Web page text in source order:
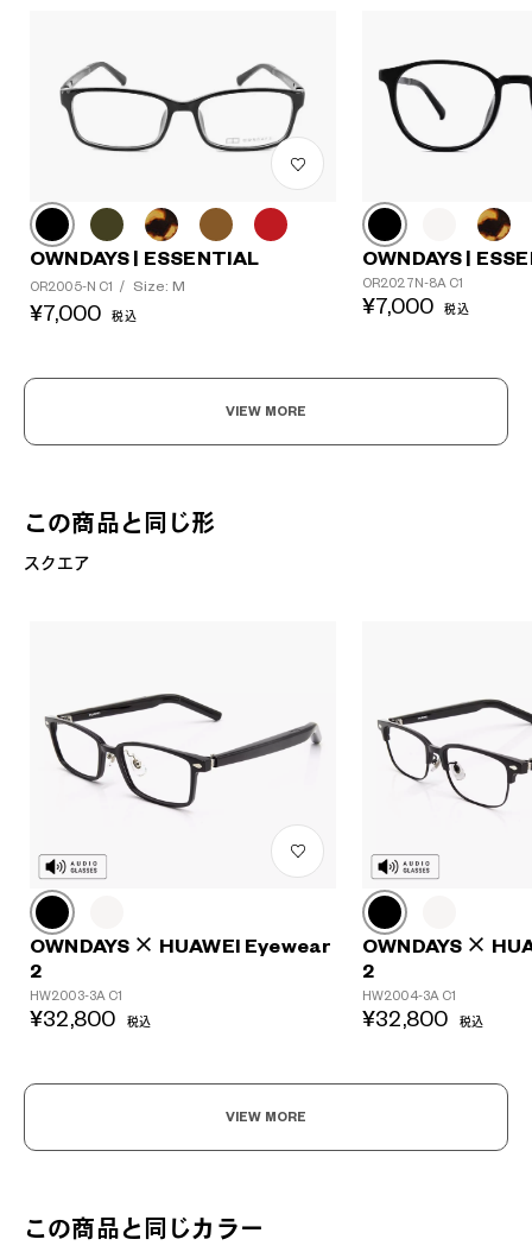
OWNDAYS | ESSENTIAL
OR2005-N C1 / Size: M
¥7,000 税込
OWNDAYS |
OR2027N-8A C1
¥7,000 税込
VIEW MORE
この商品と同じ形
スクエア
OWNDAYS × HUAWEI Eyewear
2
HW2003-3A C1
¥32,800 税込
OWNDAYS ×
2
HW2004-3A C1
¥32,800 税込
VIEW MORE
この商品と同じカラー